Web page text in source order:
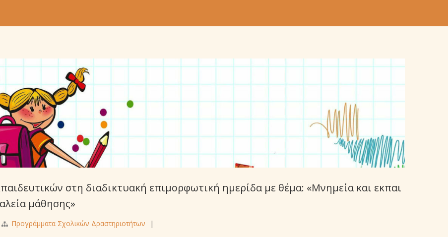
στη διαδικτυακή επιμορφωτική ημερίδα με θέμα: «Μνημεία και εκπαι
μάθησης»
Προγράμματα Σχολικών Δραστηριοτήτων |